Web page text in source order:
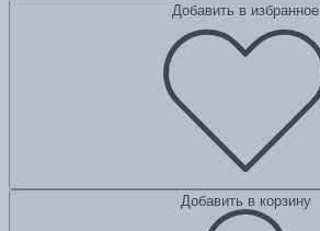
Добавить в избранное
Добавить в корзину